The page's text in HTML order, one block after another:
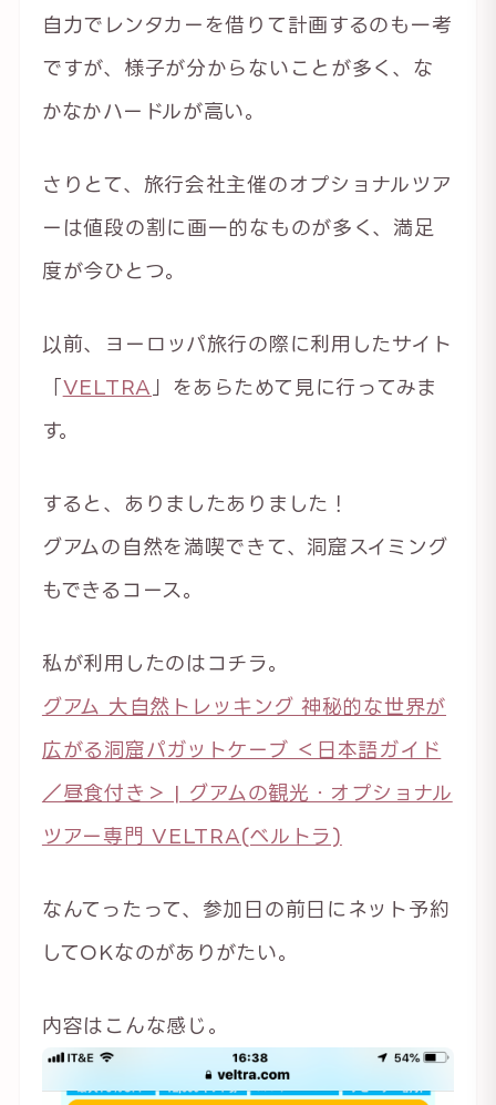
自力でレンタカーを借りて計画するのも一考
ですが、様子が分からないことが多く、な
かなかハードルが高い。
さりとて、旅行会社主催のオプショナルツア
ーは値段の割に画一的なものが多く、満足
度が今ひとつ。
以前、ヨーロッパ旅行の際に利用したサイト
VELTRA 」をあらためて見に行ってみま
す。
すると、ありましたありました！
グアムの自然を満喫できて、洞窟スイミング
もできるコース。
私が利用したのはコチラ。
グアム 大自然トレッキング 神秘的な世界が
広がる洞窟パガットケーブ ＜日本語ガイド
／昼食付き＞ | グアムの観光・オプショナル
ツアー専門 VELTRA(ベルトラ)
なんてったって、参加日の前日にネット予約
してOKなのがありがたい。
内容はこんな感じ。